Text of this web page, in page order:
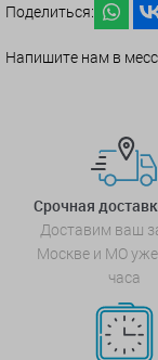
Поделиться:
Напишите нам в
Срочная
Доставим ваш
Москве и МО уже
часа